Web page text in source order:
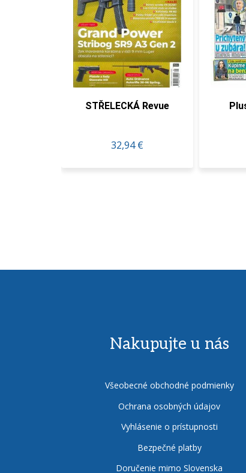
STŘELECKÁ Revue
32,94 €
Plus
Nakupujte u nás
Všeobecné obchodné podmienky
Ochrana osobných údajov
Vyhlásenie o prístupnosti
Bezpečné platby
Doručenie mimo Slovenska